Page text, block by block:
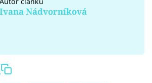
Ivana Nádvorníková